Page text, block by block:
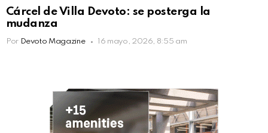
Cárcel de Villa Devoto: se posterga la
mudanza
Por Devoto Magazine 16 mayo, 2026, 8:55 am